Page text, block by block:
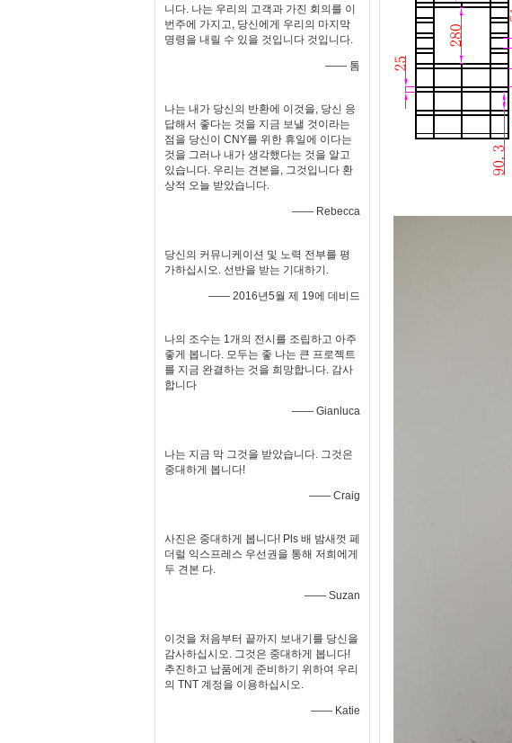
니다. 나는 우리의 고객과 가진 회의를 이
번주에 가지고, 당신에게 우리의 마지막
명령을 내릴 수 있을 것입니다 것입니다.
—— 톰
나는 내가 당신의 반환에 이것을, 당신 응
답해서 좋다는 것을 지금 보낼 것이라는
점을 당신이 CNY를 위한 휴일에 이다는
것을 그러나 내가 생각했다는 것을 알고
있습니다. 우리는 견본을, 그것입니다 환
상적 오늘 받았습니다.
—— Rebecca
당신의 커뮤니케이션 및 노력 전부를 평
가하십시오. 선반을 받는 기대하기.
—— 2016년5월 제 19에 데비드
나의 조수는 1개의 전시를 조립하고 아주
좋게 봅니다. 모두는 좋 나는 큰 프로젝트
를 지금 완결하는 것을 희망합니다. 감사
합니다
—— Gianluca
나는 지금 막 그것을 받았습니다. 그것은
중대하게 봅니다!
—— Craig
사진은 중대하게 봅니다! Pls 배 밤새껏 페
더럴 익스프레스 우선권을 통해 저희에게
두 견본 다.
—— Suzan
이것을 처음부터 끝까지 보내기를 당신을
감사하십시오. 그것은 중대하게 봅니다!
추진하고 납품에게 준비하기 위하여 우리
의 TNT 계정을 이용하십시오.
—— Katie